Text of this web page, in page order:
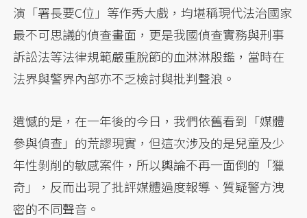
演「署長要C位」等作秀大戲，均堪稱現代法治國家
最不可思議的偵查畫面，更是我國偵查實務與刑事
訴訟法等法律規範嚴重脫節的血淋淋殷鑑，當時在
法界與警界內部亦不乏檢討與批判聲浪。
遺憾的是，在一年後的今日，我們依舊看到「媒體
參與偵查」的荒謬現實，但這次涉及的是兒童及少
年性剝削的敏感案件，所以輿論不再一面倒的「獵
奇」，反而出現了批評媒體過度報導、質疑警方洩
密的不同聲音。